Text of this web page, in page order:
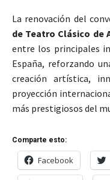
La renovación del
de Teatro Clásico de
entre los principales
España, reforzando
creación artística,
proyección
más prestigiosos del
Comparte esto:
Facebook